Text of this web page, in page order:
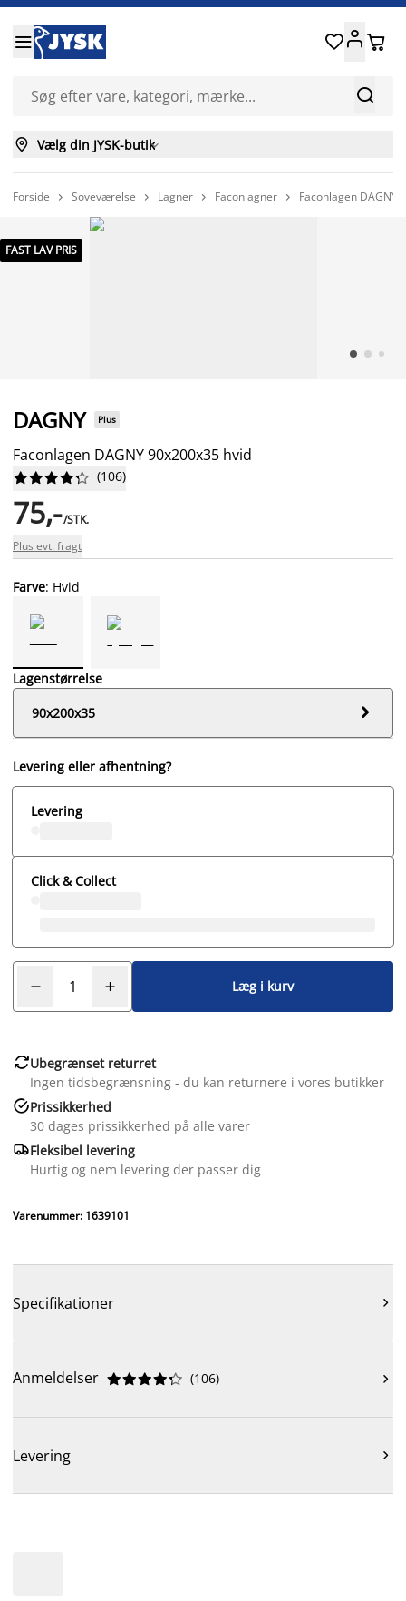


 
 Vælg din JYSK-butik
Forside  Soveværelse  Lagner  Faconlagner  Faconlagen DAGNY
FAST LAV PRIS
DAGNY Plus
Faconlagen DAGNY 90x200x35 hvid





 (106)
75,-/STK.
Plus evt. fragt
Farve: Hvid
Lagenstørrelse
90x200x35

Levering eller afhentning?
Levering
Click & Collect
Læg i kurv
Ubegrænset returret
Ingen tidsbegrænsning - du kan returnere i vores butikker
Prissikkerhed
30 dages prissikkerhed på alle varer
Fleksibel levering
Hurtig og nem levering der passer dig
Varenummer: 1639101
Specifikationer 
Anmeldelser 




 (106) 
Levering 